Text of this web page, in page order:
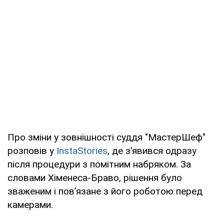
Про зміни у зовнішності суддя "МастерШеф"
розповів у InstaStories, де з’явився одразу
після процедури з помітним набряком. За
словами Хіменеса-Браво, рішення було
зваженим і пов’язане з його роботою перед
камерами.